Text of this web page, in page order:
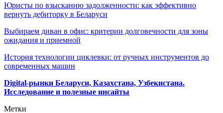
Юристы по взысканию задолженности: как эффективно
вернуть дебиторку в Беларуси
Выбираем диван в офис: критерии долговечности для зоны
ожидания и приемной
История технологии циклевки: от ручных инструментов до
современных машин
Digital-рынки Беларуси, Казахстана, Узбекистана.
Исследование и полезные инсайты
Метки